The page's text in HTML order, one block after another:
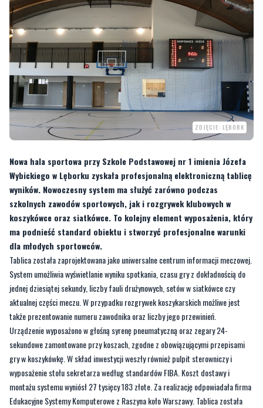
ZDJĘCIE: LĘBORK
Nowa hala sportowa przy Szkole Podstawowej nr 1 imienia Józefa
Wybickiego w Lęborku zyskała profesjonalną elektroniczną tablicę
wyników. Nowoczesny system ma służyć zarówno podczas
szkolnych zawodów sportowych, jak i rozgrywek klubowych w
koszykówce oraz siatkówce. To kolejny element wyposażenia, który
ma podnieść standard obiektu i stworzyć profesjonalne warunki
dla młodych sportowców.
Tablica została zaprojektowana jako uniwersalne centrum informacji meczowej.
System umożliwia wyświetlanie wyniku spotkania, czasu gry z dokładnością do
jednej dziesiątej sekundy, liczby fauli drużynowych, setów w siatkówce czy
aktualnej części meczu. W przypadku rozgrywek koszykarskich możliwe jest
także prezentowanie numeru zawodnika oraz liczby jego przewinień.
Urządzenie wyposażono w głośną syrenę pneumatyczną oraz zegary 24-
sekundowe zamontowane przy koszach, zgodne z obowiązującymi przepisami
gry w koszykówkę. W skład inwestycji weszły również pulpit sterowniczy i
wyposażenie stołu sekretarza według standardów FIBA. Koszt dostawy i
montażu systemu wyniósł 27 tysięcy 183 złote. Za realizację odpowiadała firma
Edukacyjne Systemy Komputerowe z Raszyna koło Warszawy. Tablica została